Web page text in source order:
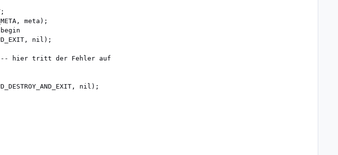
meta);
nil);
hier tritt der Fehler auf
nil);